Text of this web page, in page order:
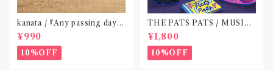
kanata / 『Any passing day -
EP』(CD作品)〝東京〟
¥990
10%OFF
THE PATS PATS / MUSIC
NEVER ENDING(CD作品)
¥1,800
10%OFF